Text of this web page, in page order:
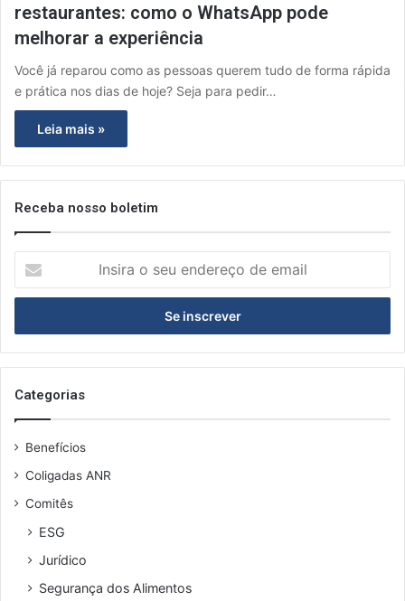
restaurantes: como o WhatsApp pode
melhorar a experiência
Você já reparou como as pessoas querem tudo de forma rápida
e prática nos dias de hoje? Seja para pedir…
Leia mais »
Receba nosso boletim
s
r
a
s
e
n
e
Categorias
Benefícios
Coligadas ANR
Comitês
ESG
Jurídico
Segurança dos Alimentos